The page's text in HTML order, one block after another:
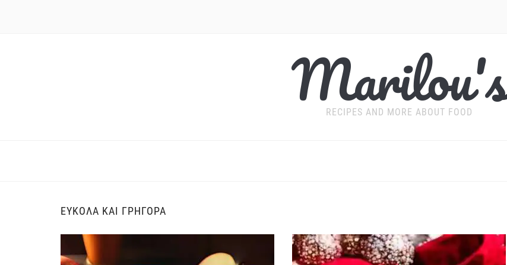
Marilou's
RECIPES AND MORE ABOUT FOOD
ΕΎΚΟΛΑ ΚΑΙ ΓΡΉΓΟΡΑ